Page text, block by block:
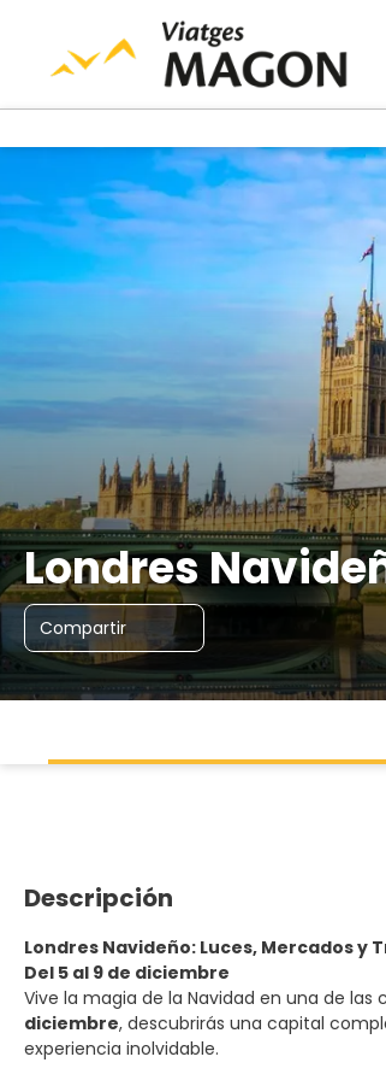
Londres
Compartir
Descripción
Londres Navideño: Luces, Mercados y
Del 5 al 9 de diciembre
Vive la magia de la Navidad en una de
diciembre, descubrirás una capital
experiencia inolvidable.